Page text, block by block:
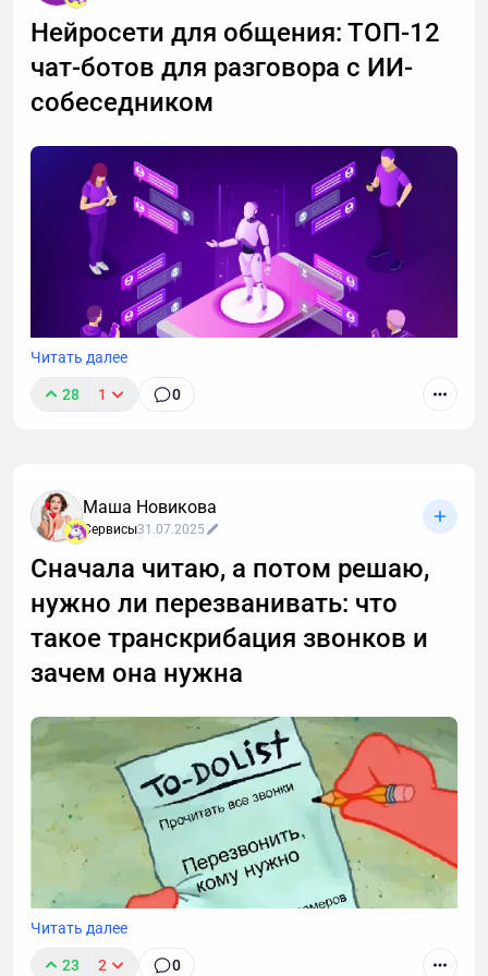
важный разговор, например, ждете курьера, то я
расскажу, почему стоит делегировать телефонные
звонки мне.
Нейросети для общения: ТОП-12
чат-ботов для разговора с ИИ-
собеседником
Читать далее
28 1 0
Маша Новикова
Сервисы31.07.2025
Сначала читаю, а потом решаю,
нужно ли перезванивать: что
такое транскрибация звонков и
зачем она нужна
Читать далее
23 2 0